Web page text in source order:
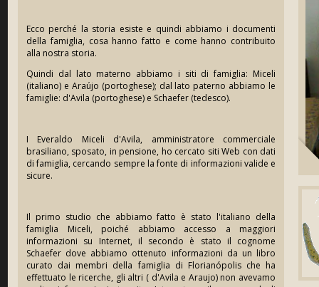
Ecco perché la storia esiste e quindi abbiamo i documenti
della famiglia, cosa hanno fatto e come hanno contribuito
alla nostra storia.
Quindi dal lato materno abbiamo i siti di famiglia: Miceli
(italiano) e Araújo (portoghese); dal lato paterno abbiamo le
famiglie: d'Avila (portoghese) e Schaefer (tedesco).
I Everaldo Miceli d'Avila, amministratore commerciale
brasiliano, sposato, in pensione, ho cercato siti Web con dati
di famiglia, cercando sempre la fonte di informazioni valide e
sicure.
Il primo studio che abbiamo fatto è stato l'italiano della
famiglia Miceli, poiché abbiamo accesso a maggiori
informazioni su Internet, il secondo è stato il cognome
Schaefer dove abbiamo ottenuto informazioni da un libro
curato dai membri della famiglia di Florianópolis che ha
effettuato le ricerche, gli altri ( d'Avila e Araujo) non avevamo